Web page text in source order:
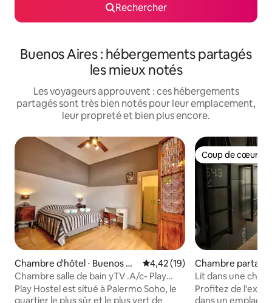
Rechercher
Buenos Aires : hébergements partagés
les mieux notés
Les voyageurs approuvent : ces hébergements
partagés sont très bien notés pour leur emplacement,
leur propreté et bien plus encore.
Chambre d'hôtel ⋅ Buenos Air
es
Évaluation moyenne sur la
4,42 (19)
Chambre salle de bain yTV .A/c- Play
Hostel Soho
Play Hostel est situé à Palermo Soho, le
quartier le plus sûr et le plus vert de
Coup de cœur
Coup de cœur
Chambre
Aires
Lit dans une
salle de bain -
Profitez de
dans un